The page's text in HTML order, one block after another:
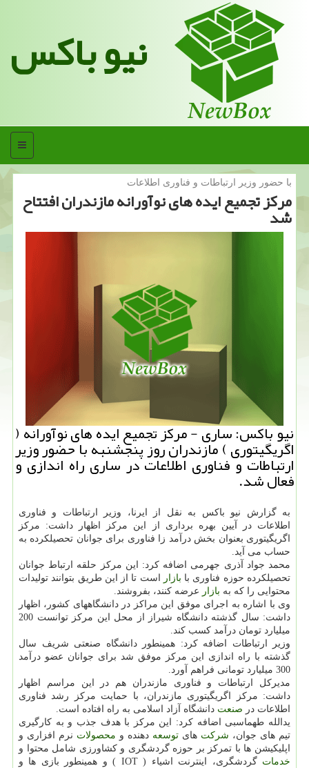
نیو باکس
منو
با حضور وزیر ارتباطات و فناوری اطلاعات
مركز تجمیع ایده های نوآورانه مازندران افتتاح
شد
نیو باكس: ساری - مركز تجمیع ایده های نوآورانه (
اگریگیتوری ) مازندران روز پنجشنبه با حضور وزیر
ارتباطات و فناوری اطلاعات در ساری راه اندازی و
فعال شد.
به گزارش نیو باكس به نقل از ایرنا، وزیر ارتباطات و فناوری
اطلاعات در آیین بهره برداری از این مركز اظهار داشت: مركز
اگریگیتوری بعنوان بخش درآمد زا فناوری برای جوانان تحصیلكرده به
حساب می آید.
محمد جواد آذری جهرمی اضافه كرد: این مركز حلقه ارتباط جوانان
تحصیلكرده حوزه فناوری با بازار است تا از این طریق بتوانند تولیدات
محتوایی را كه به بازار عرضه كنند، بفروشند.
وی با اشاره به اجرای موفق این مراكز در دانشگاههای كشور، اظهار
داشت: سال گذشته دانشگاه شیراز از محل این مركز توانست 200
میلیارد تومان درآمد كسب كند.
وزیر ارتباطات اضافه كرد: همینطور دانشگاه صنعتی شریف سال
گذشته با راه اندازی این مركز موفق شد برای جوانان عضو درآمد
300 میلیارد تومانی فراهم آورد.
مدیركل ارتباطات و فناوری مازندران هم در این مراسم اظهار
داشت: مركز اگریگیتوری مازندران، با حمایت مركز رشد فناوری
اطلاعات در صنعت دانشگاه آزاد اسلامی به راه افتاده است.
یدالله طهماسبی اضافه كرد: این مركز با هدف جذب و به كارگیری
تیم های جوان، شركت های توسعه دهنده و محصولات نرم افزاری و
اپلیكیشن ها با تمركز بر حوزه گردشگری و كشاورزی شامل محتوا و
خدمات
گردشگری، اینترنت اشیاء ( IOT ) و همینطور بازی ها و